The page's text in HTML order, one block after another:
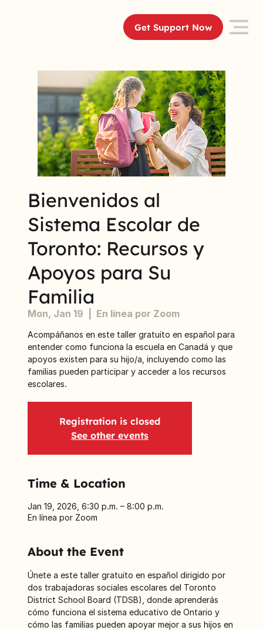
Get Support Now
Bienvenidos al
Sistema Escolar de
Toronto: Recursos y
Apoyos para Su
Familia
Mon, Jan 19 En línea por Zoom
Acompáñanos en este taller gratuito en español para
entender como funciona la escuela en Canadá y que
apoyos existen para su hijo/a, incluyendo como las
familias pueden participar y acceder a los recursos
escolares.
Registration is closed
See other events
Time & Location
Jan 19, 2026, 6:30 p.m. – 8:00 p.m.
En línea por Zoom
About the Event
Únete a este taller gratuito en español dirigido por
dos trabajadoras sociales escolares del Toronto
District School Board (TDSB), donde aprenderás
cómo funciona el sistema educativo de Ontario y
cómo las familias pueden apoyar mejor a sus hijos en